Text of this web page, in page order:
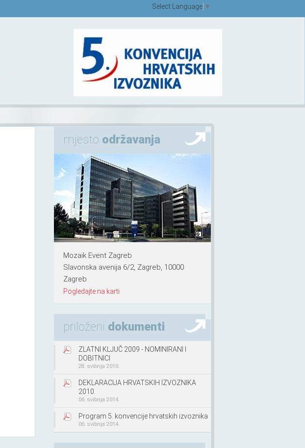
Select Language ▼
mjesto održavanja
Mozaik Event Zagreb
Slavonska avenija 6/2, Zagreb, 10000
Zagreb
Pogledajte na karti
priloženi dokumenti
ZLATNI KLJUČ 2009 - NOMINIRANI I
DOBITNICI
28. svibnja 2010.
DEKLARACIJA HRVATSKIH IZVOZNIKA
2010.
06. svibnja 2014.
Program 5. konvencije hrvatskih izvoznika
06. svibnja 2014.